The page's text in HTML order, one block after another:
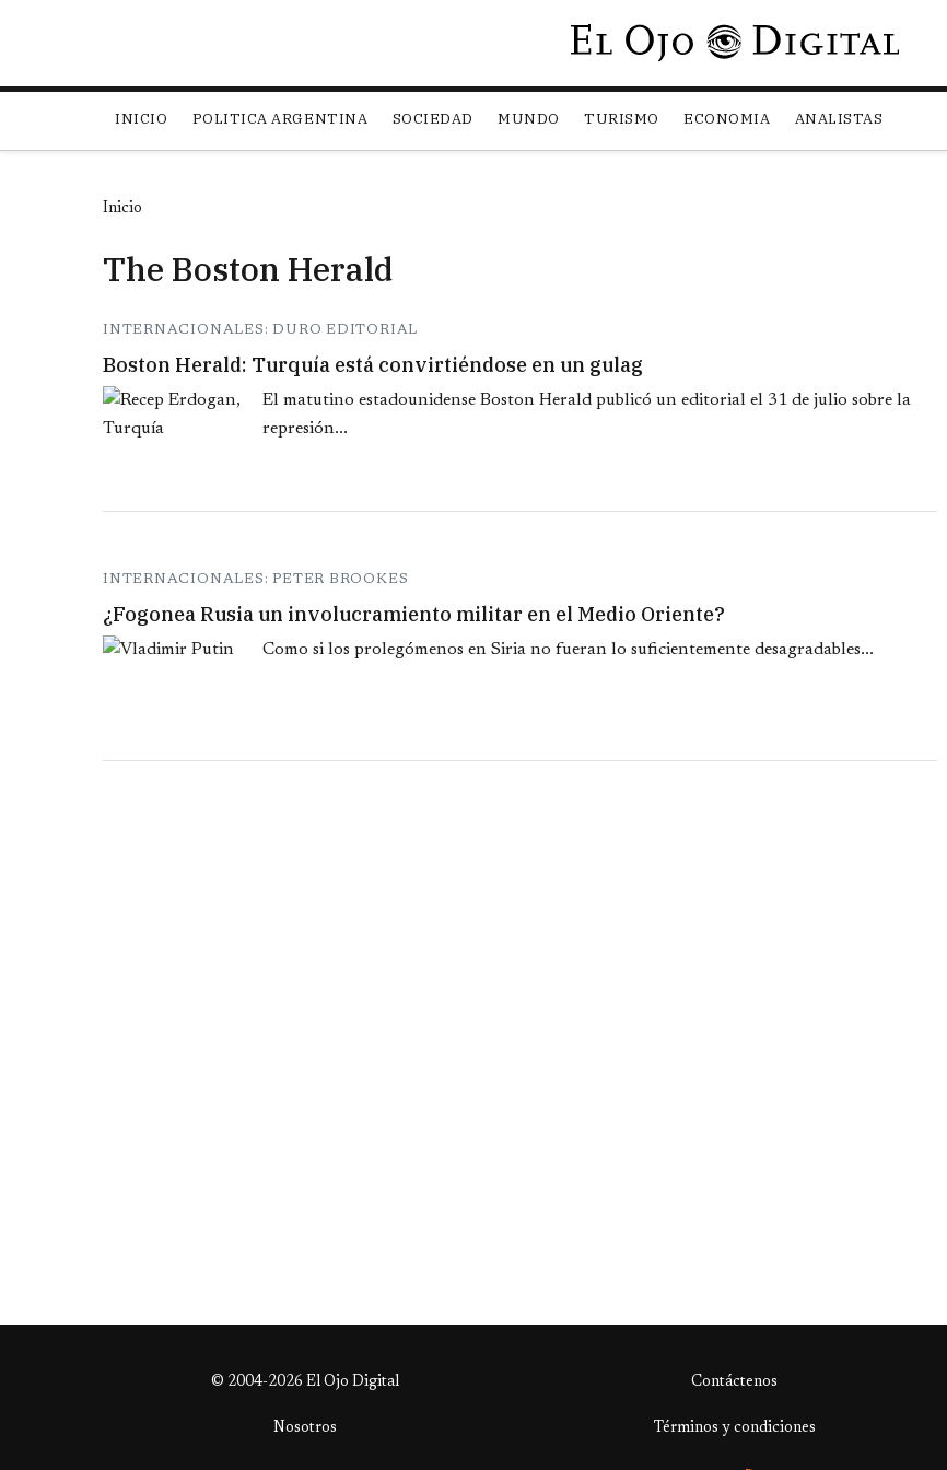
Pasar al contenido principal
INICIO POLITICA ARGENTINA SOCIEDAD MUNDO TURISMO ECONOMIA ANALISTAS
Inicio
The Boston Herald
INTERNACIONALES: DURO EDITORIAL
Boston Herald: Turquía está convirtiéndose en un gulag
El matutino estadounidense Boston Herald publicó un editorial el 31 de julio sobre la
represión...
INTERNACIONALES: PETER BROOKES
¿Fogonea Rusia un involucramiento militar en el Medio Oriente?
Como si los prolegómenos en Siria no fueran lo suficientemente desagradables...
© 2004-2026 El Ojo Digital Contáctenos
Nosotros Términos y condiciones